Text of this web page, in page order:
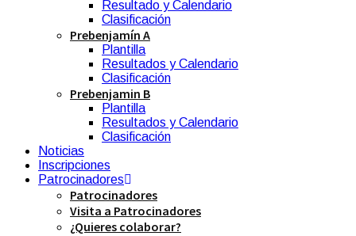
Resultado y Calendario
Clasificación
Prebenjamín A
Plantilla
Resultados y Calendario
Clasificación
Prebenjamin B
Plantilla
Resultados y Calendario
Clasificación
Noticias
Inscripciones
Patrocinadores
Patrocinadores
Visita a Patrocinadores
¿Quieres colaborar?